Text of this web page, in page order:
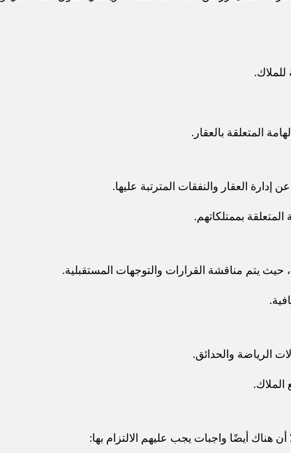
المتعلقة بالعقار.
إدارة العقار والنفقات المترتبة عليها.
بممتلكاتهم.
حيث يتم مناقشة القرارات والتوجهات المستقبلية.
الرياضة والحدائق.
الملاك.
هناك أيضًا واجبات يجب عليهم الالتزام بها: